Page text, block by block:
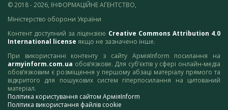
© 2018 - 2026, ІНФОРМАЦІЙНЕ АГЕНТСТВО,
Міністерство оборони України
Контент доступний за ліцензією Creative Commons Attribution 4.0
International license якщо не зазначено інше.
При використанні контенту з сайту АрміяInform посилання на
armyinform.com.ua обов’язкове. Для суб’єктів у сфері онлайн-медіа
обов’язковим є розміщення у першому абзаці матеріалу прямого та
відкритого для пошукових систем гіперпосилання на цитований
матеріал.
Політика користування сайтом АрміяInform
Політика використання файлів cookie